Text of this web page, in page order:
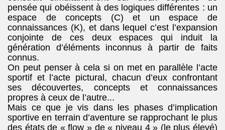
pensée qui obéissent à des logiques différentes : un
espace de concepts (C) et un espace de
connaissances (K), et dans lequel c’est l’expansion
conjointe de ces deux espaces qui induit la
génération d’éléments inconnus à partir de faits
connus.
On peut penser à cela si on met en parallèle l’acte
sportif et l’acte pictural, chacun d’eux confrontant
ses découvertes, concepts et connaissances
propres à ceux de l’autre...
Mais ce que je vis dans les phases d’implication
sportive en terrain d’aventure se rapprochant le plus
des états de « flow » de « niveau 4 » (le plus élevé)